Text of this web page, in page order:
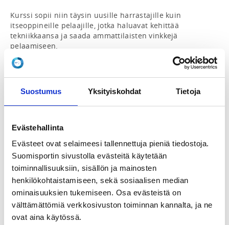
Suostumus Yksityiskohdat Tietoja
Evästehallinta
Evästeet ovat selaimeesi tallennettuja pieniä tiedostoja.
Suomisportin sivustolla evästeitä käytetään
toiminnallisuuksiin, sisällön ja mainosten
henkilökohtaistamiseen, sekä sosiaalisen median
ominaisuuksien tukemiseen. Osa evästeistä on
välttämättömiä verkkosivuston toiminnan kannalta, ja ne
ovat aina käytössä.
Kurssi sopii niin täysin uusille harrastajille kuin
itseoppineille pelaajille, jotka haluavat kehittää
tekniikkaansa ja saada ammattilaisten vinkkejä
pelaamiseen.
Kurssilla opit:
- Oikeat mailaotteet ja yleisimmät lyönnit
- Sulkapallon perusliikkuminen kentällä
- Syötön ja syötön palautuksen tekniikka
- Harjoittelu seuran valmennusryhmien tapaan – opit,
käyminen on käytännössä
Kurssin tiedot:
Ryhmäkoko: max. 12 osallistujaa
Ajankohdat: 11.1 / 18.1 / 25.1 / 1.2 / 8.2 / 15.2